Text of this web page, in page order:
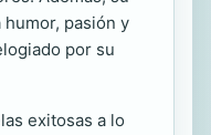
pasión y
por su
exitosas a lo